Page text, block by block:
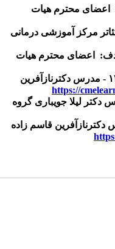
اعضای محترم هیات
مرکز آموزشی درمانی
اعضای محترم هیات
- مدرس دکترنازآفرین
https://
دکتر لیلا جویباری گروه
قاسم زاده